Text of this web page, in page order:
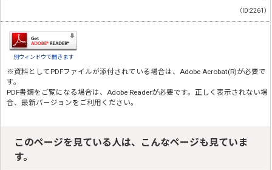
（ID:2261）
別ウィンドウで開きます
※資料としてPDFファイルが添付されている場合は、 Adobe Acrobat(R)が必要で
す。
PDF書類をご覧になる場合は、 Adobe Readerが必要です。正しく表示されない場
合、最新バージョンをご利用ください。
このページを見ている人は、こんなページも見ていま
す。